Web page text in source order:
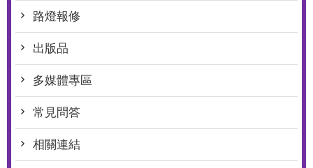
路燈報修
出版品
多媒體專區
常見問答
相關連結